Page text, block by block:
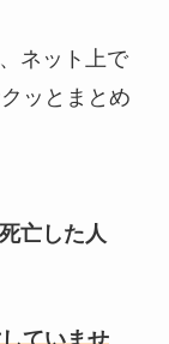
ネット上で
ッとまとめ
亡した人